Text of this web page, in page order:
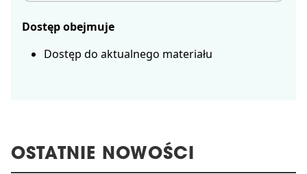
Dostęp obejmuje
Dostęp do aktualnego materiału
OSTATNIE NOWOŚCI